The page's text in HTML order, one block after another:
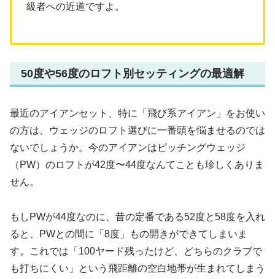
級者への近道ですよ。
50度や56度のロフト別セッティングの最適解
最近のアイアンセット、特に「飛び系アイアン」をお使い
の方は、ウェッジのロフト選びに一番頭を悩ませるのでは
ないでしょうか。今のアイアンはピッチングウェッジ
（PW）のロフトが42度〜44度なんてことも珍しくありま
せん。
もしPWが44度なのに、昔の定番である52度と58度を入れ
ると、PWとの間に「8度」もの開きができてしまいま
す。これでは「100ヤード残ったけど、どちらのクラブで
も打ちにくい」という飛距離の空白地帯が生まれてしまう